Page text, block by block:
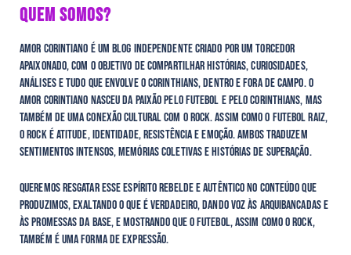
QUEM SOMOS?
Amor Corintiano é um blog independente criado por um torcedor
apaixonado, com o objetivo de compartilhar histórias, curiosidades,
análises e tudo que envolve o Corinthians, dentro e fora de campo. O
Amor COrintiano nasceu da paixão pelo futebol e pelo Corinthians, mas
também de uma conexão cultural com o rock. Assim como o futebol raiz,
o rock é atitude, identidade, resistÊncia e emoção. Ambos traduzem
sentimentos intensos, memórias coletivas e histórias de superação.
Queremos resgatar esse espírito rebelde e autêntico no conteúdo que
produzimos, exaltando o que é verdadeiro, dando voz às arquibancadas e
às promessas da base, e mostrando que o futebol, assim como o rock,
também é uma forma de expressão.